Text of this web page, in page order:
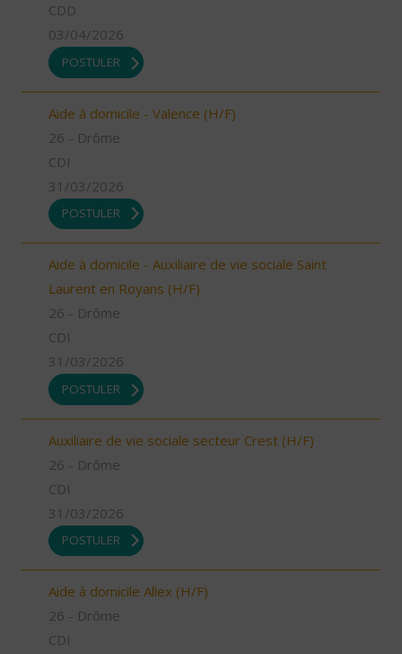
CDD
03/04/2026
POSTULER
Aide à domicile - Valence (H/F)
26 - Drôme
CDI
31/03/2026
POSTULER
Aide à domicile - Auxiliaire de vie sociale Saint
Laurent en Royans (H/F)
26 - Drôme
CDI
31/03/2026
POSTULER
Auxiliaire de vie sociale secteur Crest (H/F)
26 - Drôme
CDI
31/03/2026
POSTULER
Aide à domicile Allex (H/F)
26 - Drôme
CDI